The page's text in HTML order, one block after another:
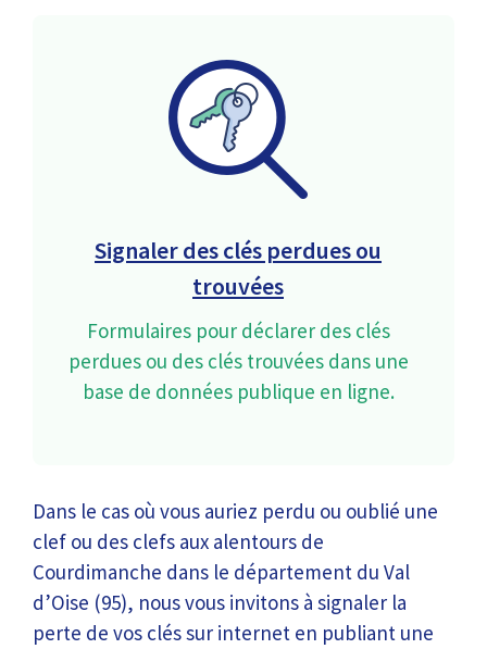
Signaler des clés perdues ou
trouvées
Formulaires pour déclarer des clés
perdues ou des clés trouvées dans une
base de données publique en ligne.
Dans le cas où vous auriez perdu ou oublié une
clef ou des clefs aux alentours de
Courdimanche dans le département du Val
d’Oise (95), nous vous invitons à signaler la
perte de vos clés sur internet en publiant une